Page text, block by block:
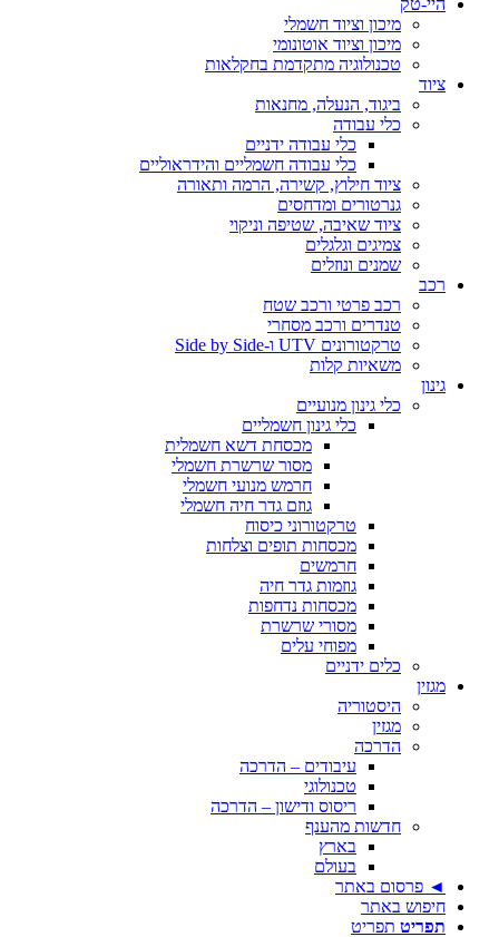
היי-טק
מיכון וציוד חשמלי
מיכון וציוד אוטונומי
טכנולוגיה מתקדמת בחקלאות
ציוד
ביגוד, הנעלה, מחנאות
כלי עבודה
כלי עבודה ידניים
כלי עבודה חשמליים והידראוליים
ציוד חילוץ, קשירה, הרמה ותאורה
גנרטורים ומדחסים
ציוד שאיבה, שטיפה וניקוי
צמיגים וגלגלים
שמנים ונוזלים
רכב
רכב פרטי ורכב שטח
טנדרים ורכב מסחרי
טרקטורונים UTV ו-Side by Side
משאיות קלות
גינון
כלי גינון מנועיים
כלי גינון חשמליים
מכסחת דשא חשמלית
מסור שרשרת חשמלי
חרמש מנועי חשמלי
גוזם גדר חיה חשמלי
טרקטורוני כיסוח
מכסחות תופים וצלחות
חרמשים
גוזמות גדר חיה
מכסחות נדחפות
מסורי שרשרת
מפוחי עלים
כלים ידניים
מגזין
היסטוריה
מגזין
הדרכה
עיבודים – הדרכה
טכנולוגי
ריסוס ודישון – הדרכה
חדשות מהענף
בארץ
בעולם
◄ פרסום באתר
חיפוש באתר
תפריט תפריט